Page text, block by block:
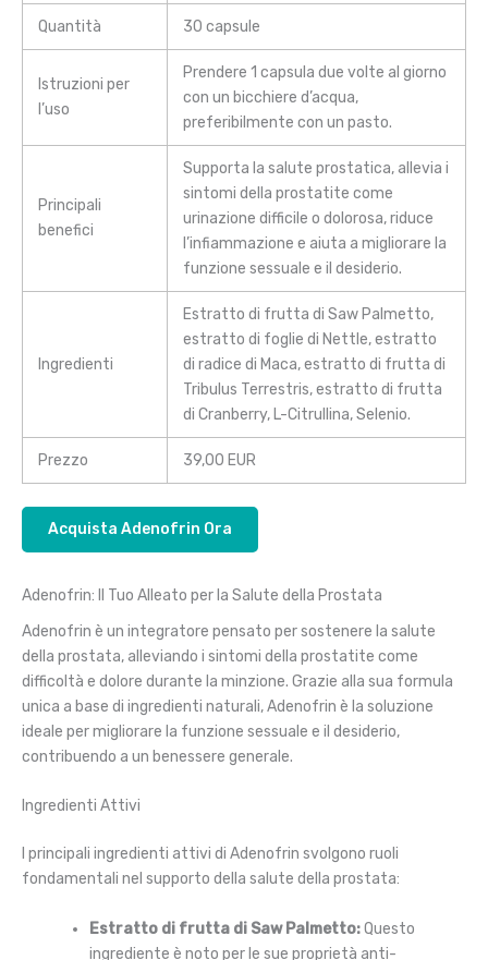
Quantità 30 capsule
Istruzioni per
l’uso
Prendere 1 capsula due volte al giorno
con un bicchiere d’acqua,
preferibilmente con un pasto.
Principali
benefici
Supporta la salute prostatica, allevia i
sintomi della prostatite come
urinazione difficile o dolorosa, riduce
l’infiammazione e aiuta a migliorare la
funzione sessuale e il desiderio.
Ingredienti
Estratto di frutta di Saw Palmetto,
estratto di foglie di Nettle, estratto
di radice di Maca, estratto di frutta di
Tribulus Terrestris, estratto di frutta
di Cranberry, L-Citrullina, Selenio.
Prezzo 39,00 EUR
Acquista Adenofrin Ora
Adenofrin: Il Tuo Alleato per la Salute della Prostata
Adenofrin è un integratore pensato per sostenere la salute
della prostata, alleviando i sintomi della prostatite come
difficoltà e dolore durante la minzione. Grazie alla sua formula
unica a base di ingredienti naturali, Adenofrin è la soluzione
ideale per migliorare la funzione sessuale e il desiderio,
contribuendo a un benessere generale.
Ingredienti Attivi
I principali ingredienti attivi di Adenofrin svolgono ruoli
fondamentali nel supporto della salute della prostata:
Estratto di frutta di Saw Palmetto:Questo
ingrediente è noto per le sue proprietà anti-